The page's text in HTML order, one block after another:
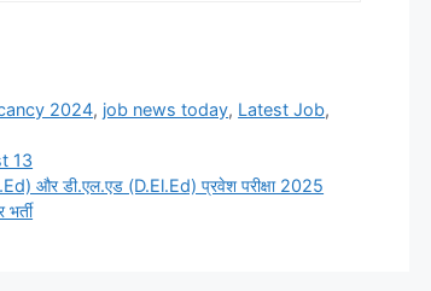
2024, job news today, Latest Job,
13
और डी.एल.एड (D.El.Ed) प्रवेश परीक्षा 2025